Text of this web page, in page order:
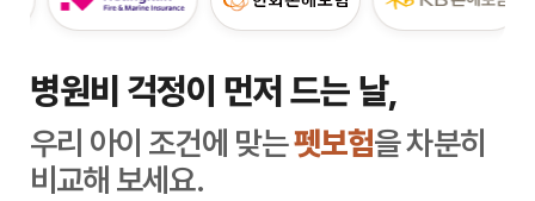
병원비 걱정이 먼저 드는 날,
우리 아이 조건에 맞는펫보험을 차분히
비교해 보세요.